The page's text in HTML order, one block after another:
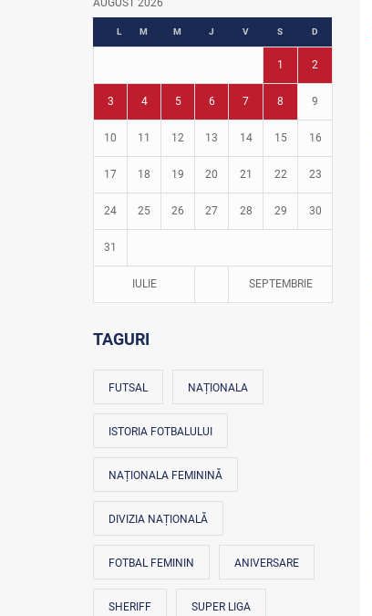
Fotbal în grădinițe
AUGUST 2026
L M M J V S D
1 2
3 4 5 6 7 8 9
10 11 12 13 14 15 16
17 18 19 20 21 22 23
24 25 26 27 28 29 30
31
IULIE SEPTEMBRIE
TAGURI
FUTSAL NAȚIONALA
ISTORIA FOTBALULUI
NAȚIONALA FEMININĂ
DIVIZIA NAȚIONALĂ
FOTBAL FEMININ ANIVERSARE
SHERIFF SUPER LIGA